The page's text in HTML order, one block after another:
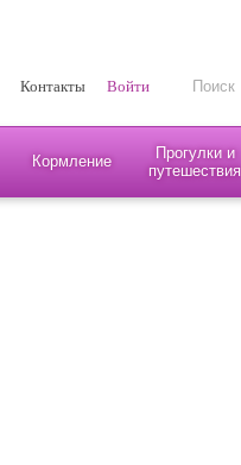
Контакты Войти
Кормление
Прогулки и
путешествия